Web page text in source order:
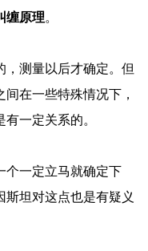
缠原理。
，测量以后才确定。但
在一些特殊情况下，
一定关系的。
个一定立马就确定下
坦对这点也是有疑义